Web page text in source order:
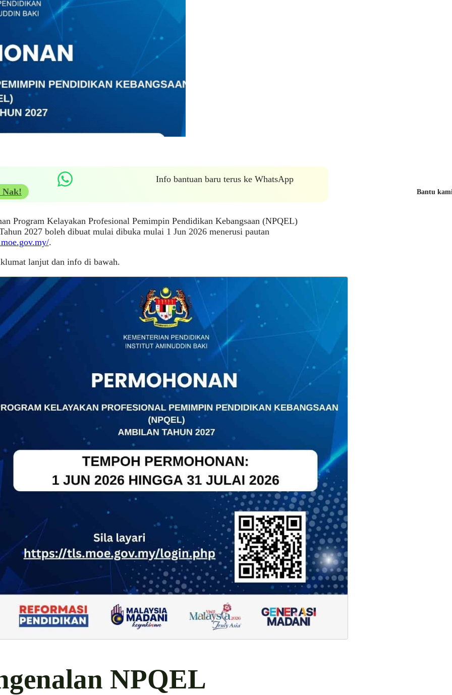
Info bantuan baru terus ke WhatsApp
Nak!
Program Kelayakan Profesional Pemimpin Pendidikan Kebangsaan (NPQEL)
2027 boleh dibuat mulai dibuka mulai 1 Jun 2026 menerusi pautan
.
lanjut dan info di bawah.
NPQEL
Bantu